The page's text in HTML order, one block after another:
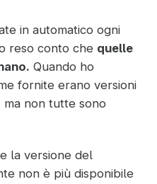
in automatico ogni
reso conto che quelle
Quando ho
fornite erano versioni
non tutte sono
la versione del
non è più disponibile